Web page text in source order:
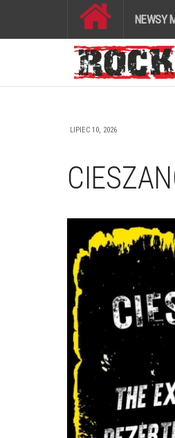
NEWSY
LIPIEC 10, 2026